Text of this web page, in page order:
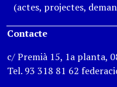
(actes, projectes,
Contacte
c/ Premià 15, 1a planta,
Tel. 93 318 81 62